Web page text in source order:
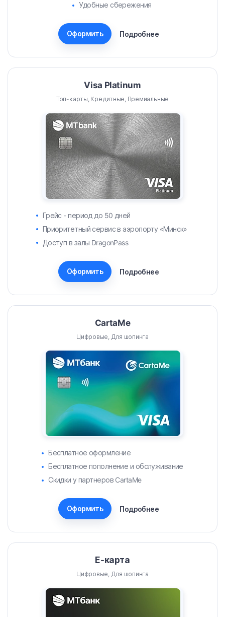
Удобные сбережения
Оформить Подробнее
Visa Platinum
Топ-карты, Кредитные, Премиальные
Грейс - период до 50 дней
Приоритетный сервис в аэропорту «Минск»
Доступ в залы DragonPass
Оформить Подробнее
CartaMe
Цифровые, Для шопинга
Бесплатное оформление
Бесплатное пополнение и обслуживание
Скидки у партнеров CartaMe
Оформить Подробнее
Е-карта
Цифровые, Для шопинга